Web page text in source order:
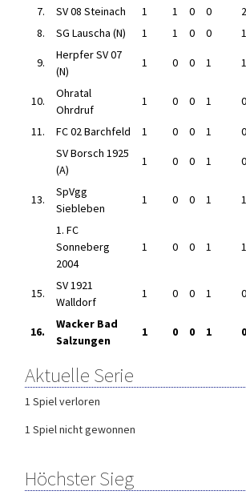
7. SV 08 Steinach 1 1 0 0 2
8.
SG Lauscha (N) 1 1 0 0 1
9.
Herpfer SV 07
(N)
1 0 0 1 1
10.
Ohratal
Ohrdruf
1 0 0 1 0
11. FC 02 Barchfeld 1 0 0 1 0
SV Borsch 1925
(A)
1 0 0 1 0
13.
SpVgg
Siebleben
1 0 0 1 1
1. FC
Sonneberg
2004
1 0 0 1 1
15.
SV 1921
Walldorf
1 0 0 1 0
16.
Wacker Bad
Salzungen
1 0 0 1 0
Aktuelle Serie
1 Spiel verloren
1 Spiel nicht gewonnen
Höchster Sieg